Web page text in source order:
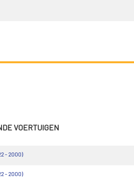
VOERTUIGEN
- 2000)
- 2000)